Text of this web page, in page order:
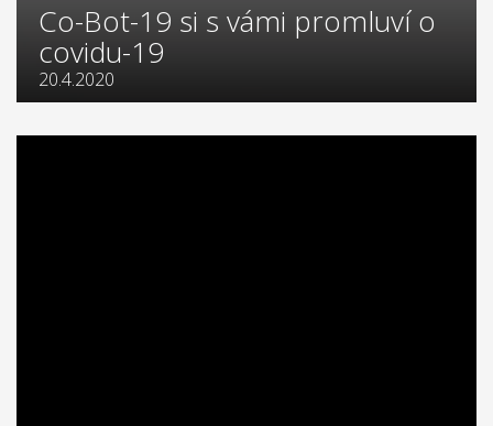
Co-Bot-19 si s vámi promluví o
covidu-19
20.4.2020